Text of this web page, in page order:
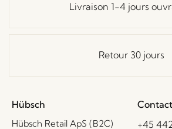
Livraison 1-4 jours
Retour 30 jours
Hübsch
Hübsch Retail ApS (B2C)
+45